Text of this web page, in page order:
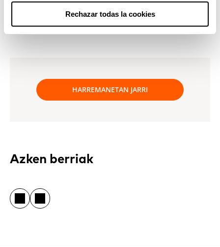
Rechazar todas la cookies
Zibersegurtasuna
HARREMANETAN JARRI
Azken berriak